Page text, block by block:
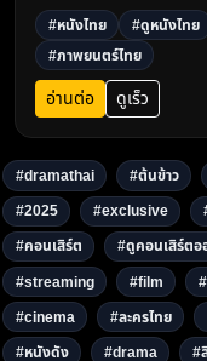
ใหม่ล่าสุด ดูหนังไทยออนไ
คุณภาพสูง ถูกลิขสิทธิ์ได้
Dramathai.com3
#หนังไทย
#ดูหนังไทย
#ภาพยนตร์ไทย
อ่านต่อ ดูเร็ว
#dramathai #ต้นข้าว
#2025
#exclusive
#คอนเสิร์ต
#ดูคอนเสิร์ตอ
#streaming
#film
#cinema
#ละครไทย
#หนังดัง
#drama #